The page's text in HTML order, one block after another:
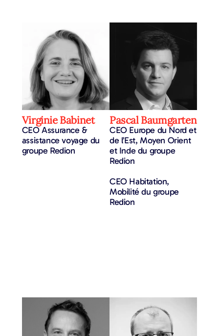
Virginie Babinet
CEO Assurance &
assistance voyage du
groupe Redion
Pascal Baumgarten
CEO Europe du Nord et
de l’Est, Moyen Orient
et Inde du groupe
Redion
CEO Habitation,
Mobilité du groupe
Redion